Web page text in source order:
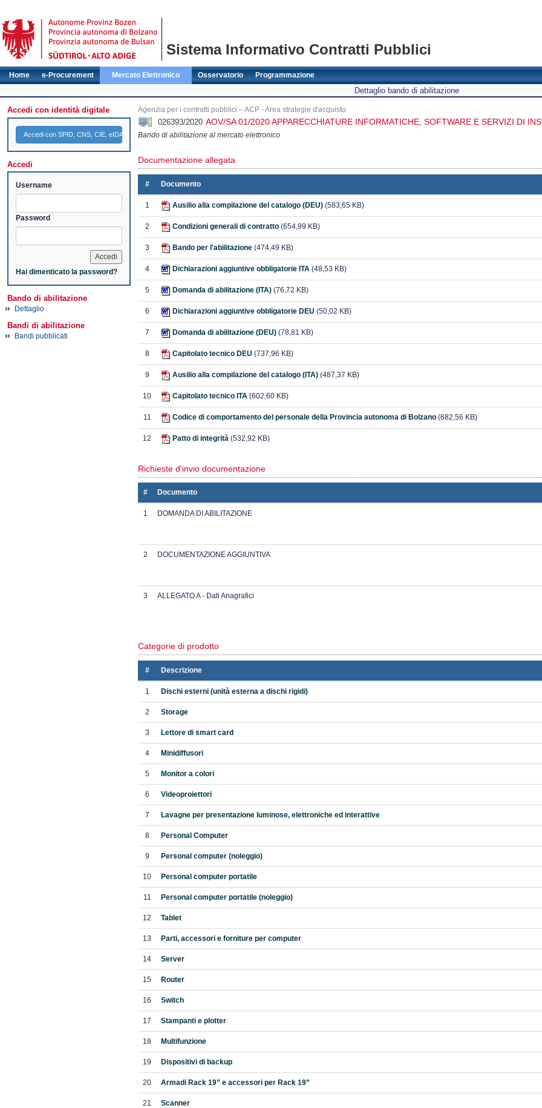
Sistema Informativo Contratti Pubblici
Home e-Procurement Mercato Elettronico Osservatorio Programmazione
Dettaglio bando di abilitazione
Accedi con identità digitale
Accedi con SPID, CNS, CIE, eIDAS
Accedi
Username
Password
Hai dimenticato la password?
Bando di abilitazione
Dettaglio
Bandi di abilitazione
Bandi pubblicati
Agenzia per i contratti pubblici – ACP - Area strategie d'acquisto
026393/2020 AOV/SA 01/2020 APPARECCHIATURE INFORMATICHE, SOFTWARE E SERVIZI DI
Bando di abilitazione al mercato elettronico
Documentazione allegata
# Documento
1 Ausilio alla compilazione del catalogo (DEU) (583,65 KB)
2 Condizioni generali di contratto (654,99 KB)
3 Bando per l'abilitazione (474,49 KB)
4 Dichiarazioni aggiuntive obbligatorie ITA (48,53 KB)
5 Domanda di abilitazione (ITA) (76,72 KB)
6 Dichiarazioni aggiuntive obbligatorie DEU (50,02 KB)
7 Domanda di abilitazione (DEU) (78,81 KB)
8 Capitolato tecnico DEU (737,96 KB)
9 Ausilio alla compilazione del catalogo (ITA) (487,37 KB)
10 Capitolato tecnico ITA (602,60 KB)
11 Codice di comportamento del personale della Provincia autonoma di Bolzano (682,56 KB)
12 Patto di integrità (532,92 KB)
Richieste d'invio documentazione
# Documento
1 DOMANDA DI ABILITAZIONE
2 DOCUMENTAZIONE AGGIUNTIVA
3 ALLEGATO A - Dati Anagrafici
Categorie di prodotto
# Descrizione
1 Dischi esterni (unità esterna a dischi rigidi)
2 Storage
3 Lettore di smart card
4 Minidiffusori
5 Monitor a colori
6 Videoproiettori
7 Lavagne per presentazione luminose, elettroniche ed interattive
8 Personal Computer
9 Personal computer (noleggio)
10 Personal computer portatile
11 Personal computer portatile (noleggio)
12 Tablet
13 Parti, accessori e forniture per computer
14 Server
15 Router
16 Switch
17 Stampanti e plotter
18 Multifunzione
19 Dispositivi di backup
20 Armadi Rack 19” e accessori per Rack 19”
21 Scanner